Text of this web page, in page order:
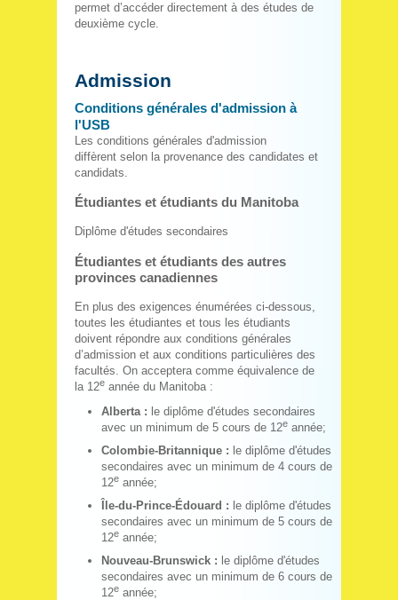
permet d’accéder directement à des études de
deuxième cycle.
Admission
Conditions générales d'admission à
l'USB
Les conditions générales d'admission
diffèrent selon la provenance des candidates et
candidats.
Étudiantes et étudiants du Manitoba
Diplôme d'études secondaires
Étudiantes et étudiants des autres
provinces canadiennes
En plus des exigences énumérées ci-dessous,
toutes les étudiantes et tous les étudiants
doivent répondre aux conditions générales
d’admission et aux conditions particulières des
facultés. On acceptera comme équivalence de
la 12e année du Manitoba :
Alberta : le diplôme d'études secondaires
avec un minimum de 5 cours de 12e année;
Colombie-Britannique : le diplôme d'études
secondaires avec un minimum de 4 cours de
12e année;
Île-du-Prince-Édouard : le diplôme d'études
secondaires avec un minimum de 5 cours de
12e année;
Nouveau-Brunswick : le diplôme d'études
secondaires avec un minimum de 6 cours de
12e année;